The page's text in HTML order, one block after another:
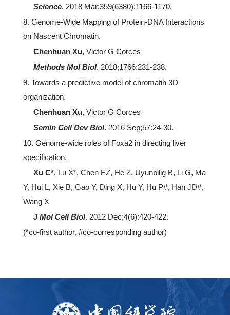
Science. 2018 Mar;359(6380):1166-1170.
8. Genome-Wide Mapping of Protein-DNA Interactions
on Nascent Chromatin.
Chenhuan Xu, Victor G Corces
Methods Mol Biol. 2018;1766:231-238.
9. Towards a predictive model of chromatin 3D
organization.
Chenhuan Xu, Victor G Corces
Semin Cell Dev Biol. 2016 Sep;57:24-30.
10. Genome-wide roles of Foxa2 in directing liver
specification.
Xu C*, Lu X*, Chen EZ, He Z, Uyunbilig B, Li G, Ma
Y, Hui L, Xie B, Gao Y, Ding X, Hu Y, Hu P#, Han JD#,
Wang X
J Mol Cell Biol. 2012 Dec;4(6):420-422.
(*co-first author, #co-corresponding author)